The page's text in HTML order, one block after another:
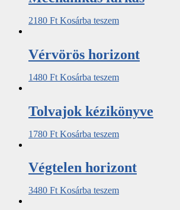
2180 Ft Kosárba teszem
Vérvörös horizont
1480 Ft Kosárba teszem
Tolvajok kézikönyve
1780 Ft Kosárba teszem
Végtelen horizont
3480 Ft Kosárba teszem